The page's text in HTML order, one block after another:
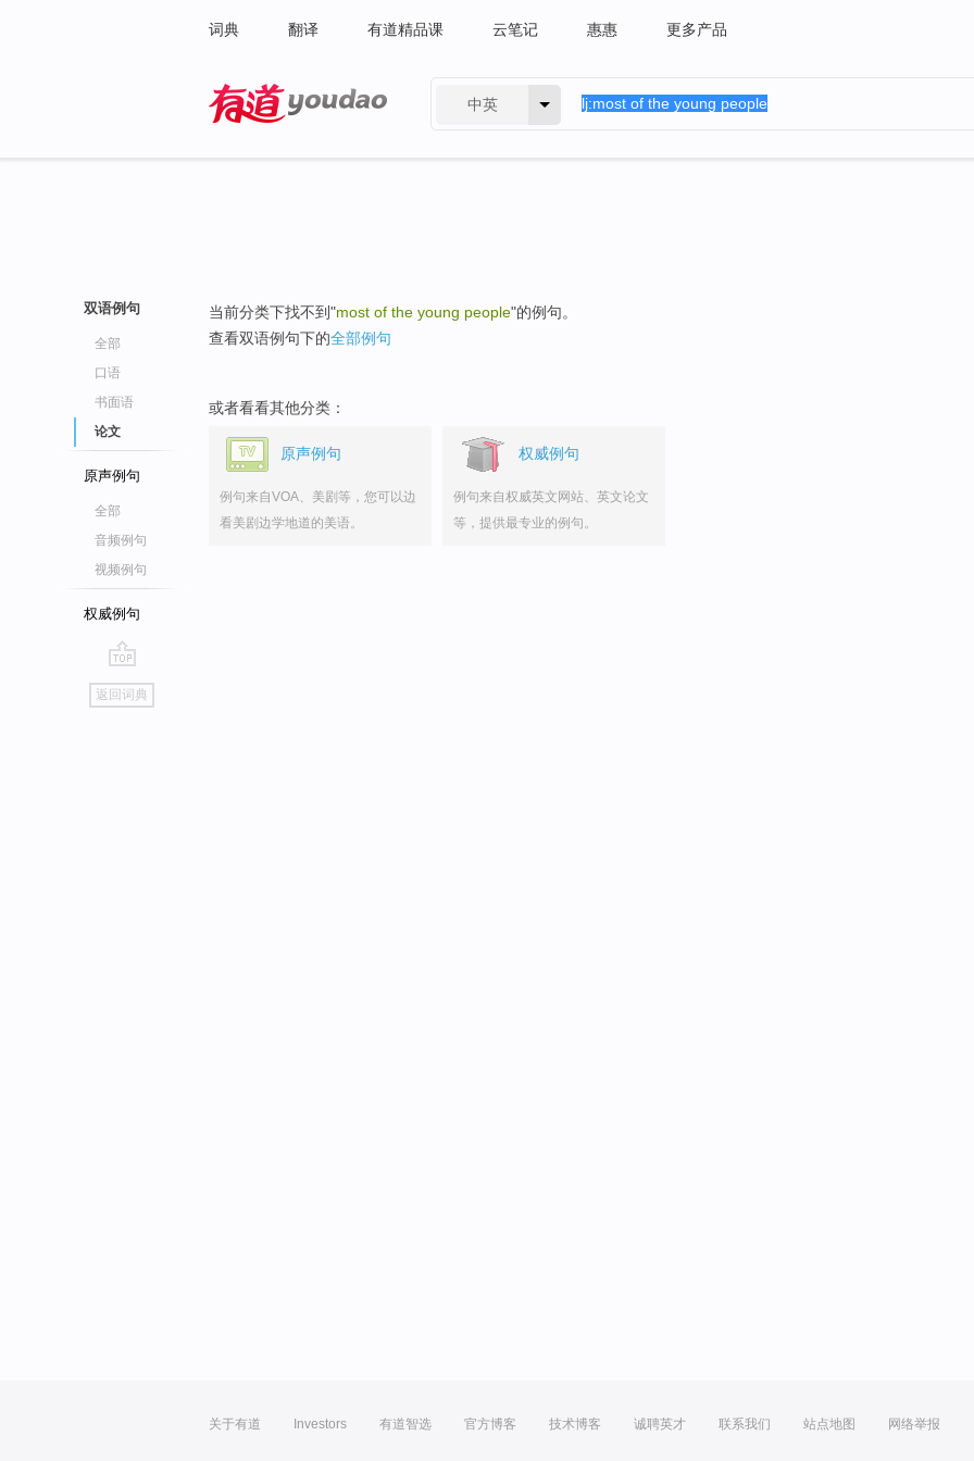
词典 翻译 有道精品课 云笔记 惠惠 更多产品
中英
双语例句
全部
口语
书面语
论文
原声例句
全部
音频例句
视频例句
权威例句
go
top
返回词典
当前分类下找不到"most of the young people"的例句。
查看双语例句下的全部例句
或者看看其他分类：
原声例句
例句来自VOA、美剧等，您可以边
看美剧边学地道的美语。
权威例句
例句来自权威英文网站、英文论文
等，提供最专业的例句。
关于有道 Investors 有道智选 官方博客 技术博客 诚聘英才 联系我们 站点地图 网络举报